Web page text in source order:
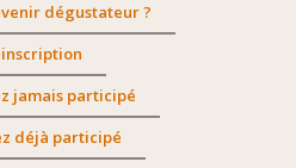
dégustateur ?
jamais participé
déjà participé